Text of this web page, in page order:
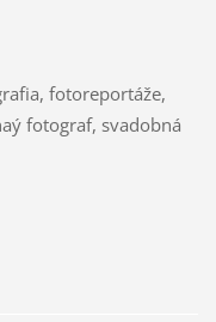
fotoreportáže,
fotograf, svadobná